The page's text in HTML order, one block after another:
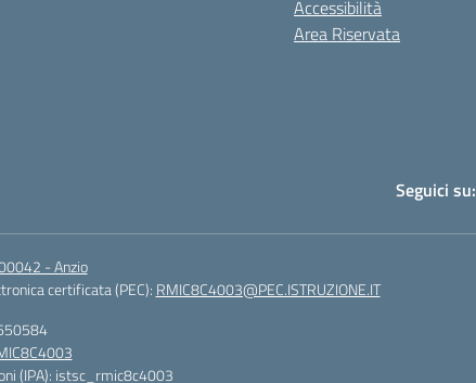
Accessibilità
Area Riservata
Seguici su:
- Anzio
certificata (PEC): RMIC8C4003@PEC.ISTRUZIONE.IT
(IPA): istsc_rmic8c4003